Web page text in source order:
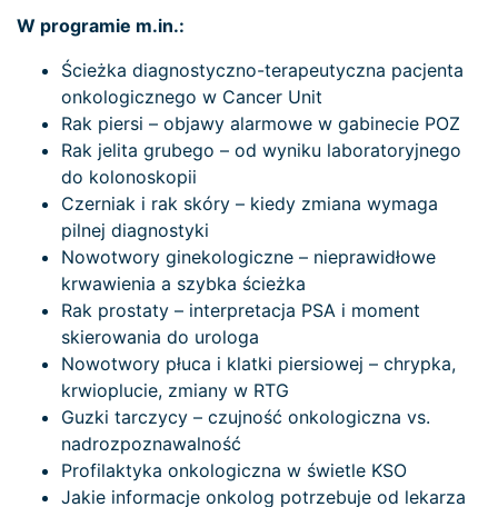
W programie m.in.:
Ścieżka diagnostyczno-terapeutyczna pacjenta
onkologicznego w Cancer Unit
Rak piersi – objawy alarmowe w gabinecie POZ
Rak jelita grubego – od wyniku laboratoryjnego
do kolonoskopii
Czerniak i rak skóry – kiedy zmiana wymaga
pilnej diagnostyki
Nowotwory ginekologiczne – nieprawidłowe
krwawienia a szybka ścieżka
Rak prostaty – interpretacja PSA i moment
skierowania do urologa
Nowotwory płuca i klatki piersiowej – chrypka,
krwioplucie, zmiany w RTG
Guzki tarczycy – czujność onkologiczna vs.
nadrozpoznawalność
Profilaktyka onkologiczna w świetle KSO
Jakie informacje onkolog potrzebuje od lekarza